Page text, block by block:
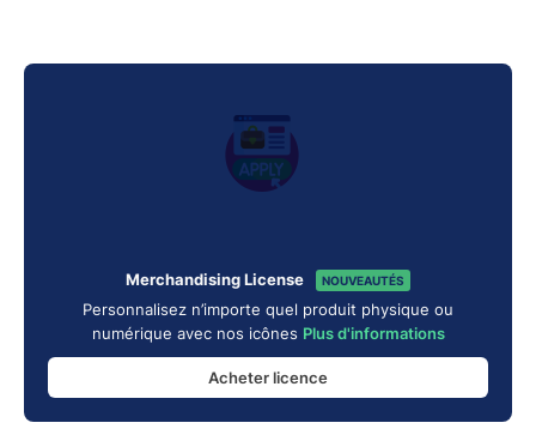
Merchandising License NOUVEAUTÉS
Personnalisez n’importe quel produit physique ou
numérique avec nos icônes Plus d'informations
Acheter licence